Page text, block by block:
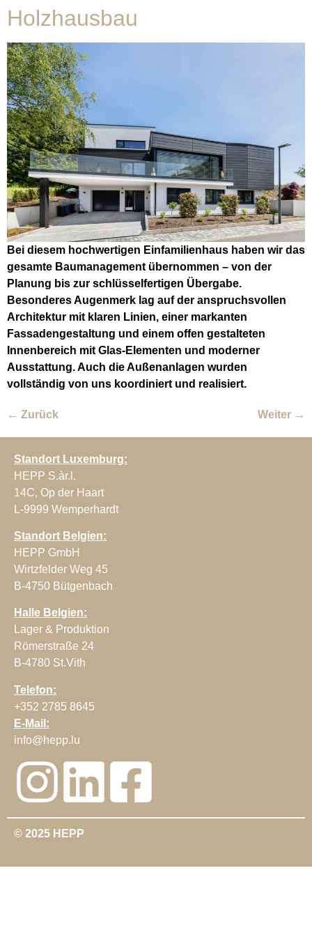
Holzhausbau
Bei diesem hochwertigen Einfamilienhaus haben wir das
gesamte Baumanagement übernommen – von der
Planung bis zur schlüsselfertigen Übergabe.
Besonderes Augenmerk lag auf der anspruchsvollen
Architektur mit klaren Linien, einer markanten
Fassadengestaltung und einem offen gestalteten
Innenbereich mit Glas-Elementen und moderner
Ausstattung. Auch die Außenanlagen wurden
vollständig von uns koordiniert und realisiert.
← Zurück Weiter →
Standort Luxemburg:
HEPP S.àr.l.
14C, Op der Haart
L-9999 Wemperhardt
Standort Belgien:
HEPP GmbH
Wirtzfelder Weg 45
B-4750 Bütgenbach
Halle Belgien:
Lager & Produktion
Römerstraße 24
B-4780 St.Vith
Telefon:
+352 2785 8645
E-Mail:
info@hepp.lu
© 2025 HEPP